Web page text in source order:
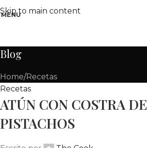
Skip to main content
MENU
Blog
Home Recetas
Recetas
ATÚN CON COSTRA DE
PISTACHOS